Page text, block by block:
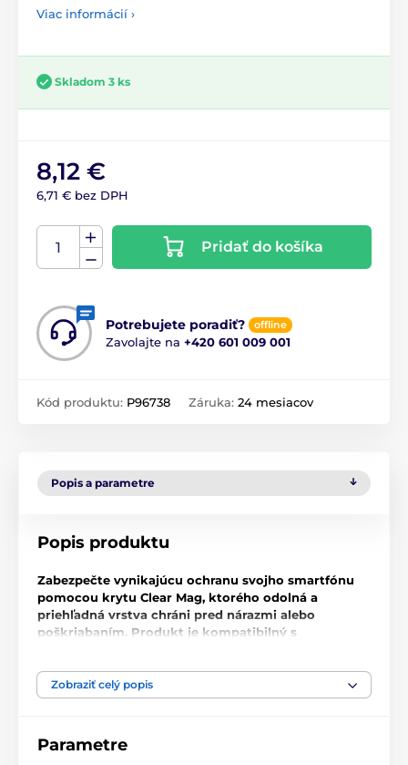
Viac informácií ›
Skladom 3 ks
8,12 €
6,71 € bez DPH
Pridať do košíka
Potrebujete poradiť? offline
Zavolajte na +420 601 009 001
Kód produktu: P96738 Záruka: 24 mesiacov
Popis a parametre
Popis produktu
Zabezpečte vynikajúcu ochranu svojho smartfónu
pomocou krytu Clear Mag, ktorého odolná a
priehľadná vrstva chráni pred nárazmi alebo
poškriabaním. Produkt je kompatibilný s
Kryt Clear Mag Cover pre iPhone je zárukou kvalitných
bez káblov. Krúžok so zabudovanými magnetmi
Zobraziť celý popis
Parametre